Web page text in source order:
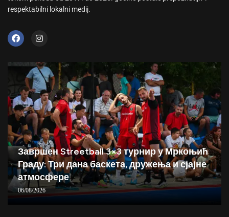
respektabilni lokalni medij.
Завршен Streetball 3×3 турнир у Мркоњић
Граду: Три дана баскета, дружења и сјајне
атмосфере
06/08/2026